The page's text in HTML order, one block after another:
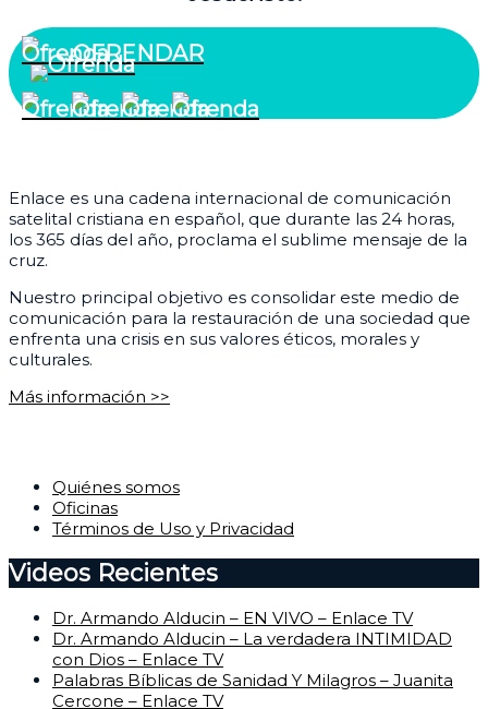
OFRENDAR
Enlace es una cadena internacional de comunicación
satelital cristiana en español, que durante las 24 horas,
los 365 días del año, proclama el sublime mensaje de la
cruz.
Nuestro principal objetivo es consolidar este medio de
comunicación para la restauración de una sociedad que
enfrenta una crisis en sus valores éticos, morales y
culturales.
Más información >>
Quiénes somos
Oficinas
Términos de Uso y Privacidad
Videos Recientes
Dr. Armando Alducin – EN VIVO – Enlace TV
Dr. Armando Alducin – La verdadera INTIMIDAD
con Dios – Enlace TV
Palabras Bíblicas de Sanidad Y Milagros – Juanita
Cercone – Enlace TV